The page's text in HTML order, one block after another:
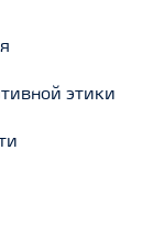
этики